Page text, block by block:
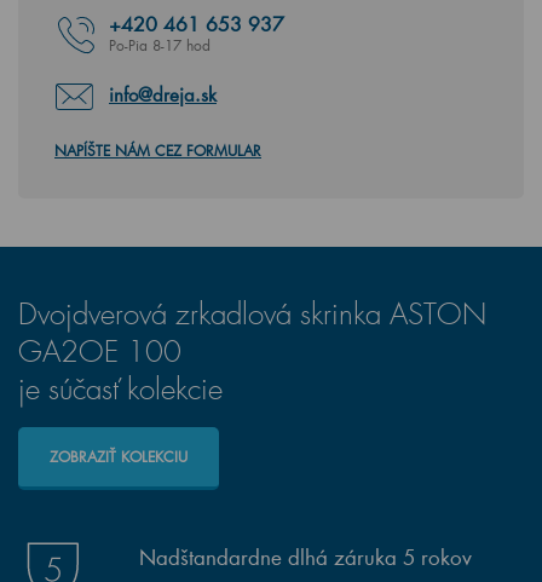
+420 461 653 937
Po-Pia 8-17 hod
info@dreja.sk
NAPÍŠTE NÁM CEZ FORMULAR
Dvojdverová zrkadlová skrinka ASTON
GA2OE 100
je súčasť kolekcie
ZOBRAZIŤ KOLEKCIU
Nadštandardne dlhá záruka 5 rokov